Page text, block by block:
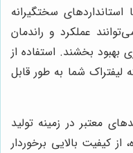
سختگیرانه
عملکرد و راندمان
بهبود بخشند. استفاده از
شما به طور قابل
معتبر در زمینه تولید
از کیفیت بالایی برخوردار